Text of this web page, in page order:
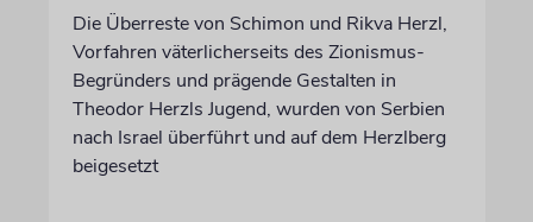
Die Überreste von Schimon und Rikva Herzl,
Vorfahren väterlicherseits des Zionismus-
Begründers und prägende Gestalten in
Theodor Herzls Jugend, wurden von Serbien
nach Israel überführt und auf dem Herzlberg
beigesetzt